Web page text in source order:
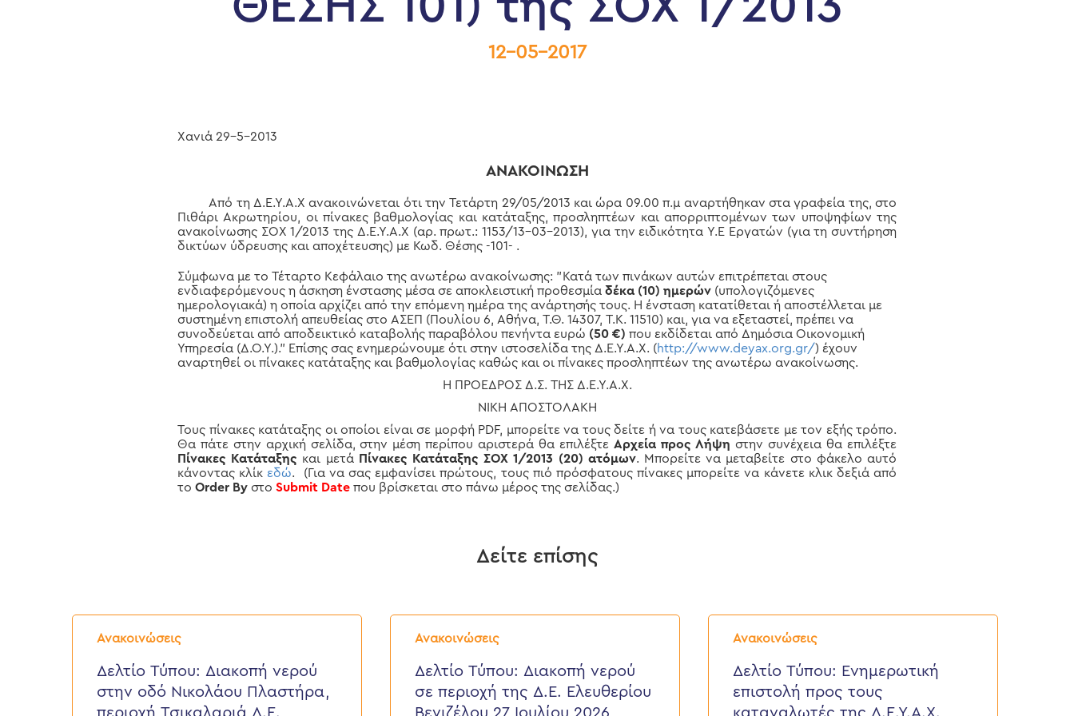
12-05-2017
Χανιά 29-5-2013
ΑΝΑΚΟΙΝΩΣΗ
Από τη Δ.Ε.Υ.Α.Χ ανακοινώνεται ότι την Τετάρτη 29/05/2013 και ώρα 09.00 π.μ αναρτήθηκαν στα γραφεία της, στο
Πιθάρι Ακρωτηρίου, οι πίνακες βαθμολογίας και κατάταξης, προσληπτέων και απορριπτομένων των υποψηφίων της
ανακοίνωσης ΣΟΧ 1/2013 της Δ.Ε.Υ.Α.Χ (αρ. πρωτ.: 1153/13-03-2013), για την ειδικότητα Υ.Ε Εργατών (για τη συντήρηση
δικτύων ύδρευσης και αποχέτευσης) με Κωδ. Θέσης -101- .
Σύμφωνα με το Τέταρτο Κεφάλαιο της ανωτέρω ανακοίνωσης: "Κατά των πινάκων αυτών επιτρέπεται στους
ενδιαφερόμενους η άσκηση ένστασης μέσα σε αποκλειστική προθεσμία δέκα (10) ημερών (υπολογιζόμενες
ημερολογιακά) η οποία αρχίζει από την επόμενη ημέρα της ανάρτησής τους. Η ένσταση κατατίθεται ή αποστέλλεται με
συστημένη επιστολή απευθείας στο ΑΣΕΠ (Πουλίου 6, Αθήνα, Τ.Θ. 14307, Τ.Κ. 11510) και, για να εξεταστεί, πρέπει να
συνοδεύεται από αποδεικτικό καταβολής παραβόλου πενήντα ευρώ (50 €) που εκδίδεται από Δημόσια Οικονομική
Υπηρεσία (Δ.Ο.Υ.)." Επίσης σας ενημερώνουμε ότι στην ιστοσελίδα της Δ.Ε.Υ.Α.Χ. (http://www.deyax.org.gr/) έχουν
αναρτηθεί οι πίνακες κατάταξης και βαθμολογίας καθώς και οι πίνακες προσληπτέων της ανωτέρω ανακοίνωσης.
Η ΠΡΟΕΔΡΟΣ Δ.Σ. ΤΗΣ Δ.Ε.Υ.Α.Χ.
ΝΙΚΗ ΑΠΟΣΤΟΛΑΚΗ
Τους πίνακες κατάταξης οι οποίοι είναι σε μορφή PDF, μπορείτε να τους δείτε ή να τους κατεβάσετε με τον εξής τρόπο.
Θα πάτε στην αρχική σελίδα, στην μέση περίπου αριστερά θα επιλέξτε Αρχεία προς Λήψη στην συνέχεια θα επιλέξτε
Πίνακες Κατάταξης και μετά Πίνακες Κατάταξης ΣOX 1/2013 (20) ατόμων. Μπορείτε να μεταβείτε στο φάκελο αυτό
κάνοντας κλίκ εδώ. (Για να σας εμφανίσει πρώτους, τους πιό πρόσφατους πίνακες μπορείτε να κάνετε κλικ δεξιά από
το Order By στο Submit Date που βρίσκεται στο πάνω μέρος της σελίδας.)
Δείτε επίσης
Ανακοινώσεις
Δελτίο
Τύπου:
νερού
στην
Νικολάου
Δελτίο Τύπου: Διακοπή νερού
στην οδό Νικολάου Πλαστήρα,
περιοχή Τσικαλαριά Δ.Ε.
Ανακοινώσεις
Δελτίο
Τύπου:
νερού
περιοχή
Δελτίο Τύπου: Διακοπή νερού
σε περιοχή της Δ.Ε. Ελευθερίου
Βενιζέλου 27 Ιουλίου 2026
Ανακοινώσεις
Δελτίο
Τύπου:
επιστολή
προς
τους
καταναλωτές
Δελτίο Τύπου: Eνημερωτική
επιστολή προς τους
καταναλωτές της Δ.Ε.Υ.Α.Χ.